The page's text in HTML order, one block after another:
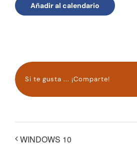
Añadir al calendario
Si te gusta ... ¡Comparte!
WINDOWS 10